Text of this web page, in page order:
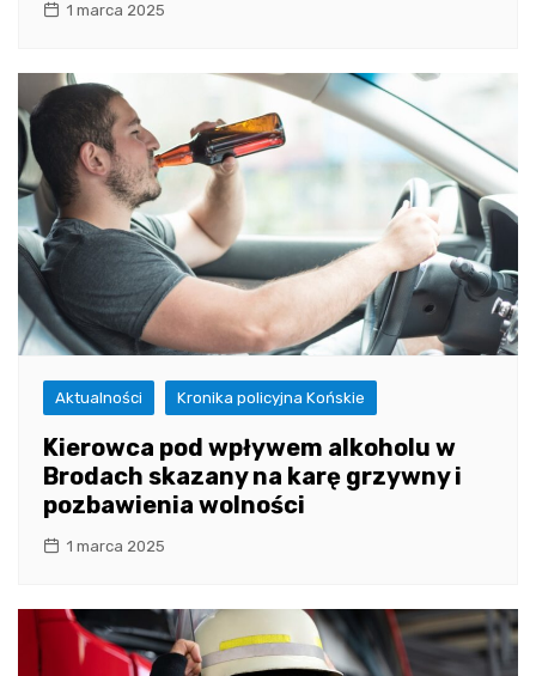
1 marca 2025
Aktualności Kronika policyjna Końskie
Kierowca pod wpływem alkoholu w
Brodach skazany na karę grzywny i
pozbawienia wolności
1 marca 2025